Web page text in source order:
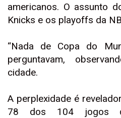
americanos. O assunto
Knicks e os playoffs da
“Nada de Copa do
perguntavam,
cidade.
A perplexidade é
78 dos 104 jogos